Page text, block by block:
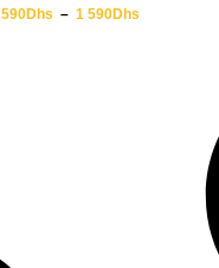
590Dhs – 1 590Dhs